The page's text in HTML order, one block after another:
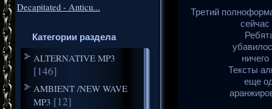
Decapitated - Anticu...
Категории раздела
ALTERNATIVE MP3
[146]
AMBIENT /NEW WAVE
MP3 [12]
Третий
сейчас
Тексты
еще